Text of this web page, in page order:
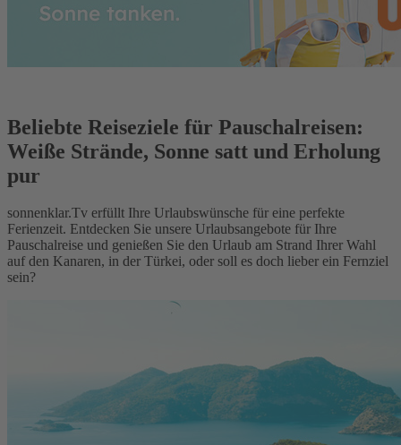
Beliebte Reiseziele für Pauschalreisen:
Weiße Strände, Sonne satt und Erholung
pur
sonnenklar.Tv erfüllt Ihre Urlaubswünsche für eine perfekte
Ferienzeit. Entdecken Sie unsere Urlaubsangebote für Ihre
Pauschalreise und genießen Sie den Urlaub am Strand Ihrer Wahl
auf den Kanaren, in der Türkei, oder soll es doch lieber ein Fernziel
sein?